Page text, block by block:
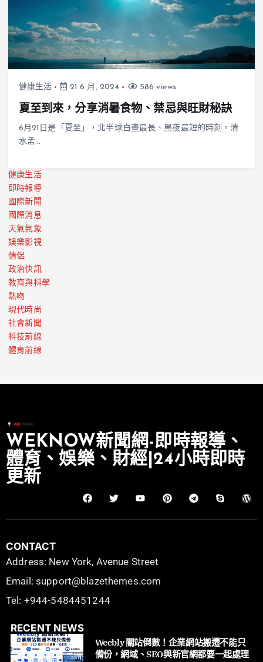
健康生活 21 6 月, 2024 586 views
夏至到來，分享消暑食物、禁忌與旺財秘訣
6月21日是「夏至」，北半球白晝最長、黑夜最短的時刻。清
水孟…
健康生活
即時報導
國際新聞
國際消息
天氣氣象
娛樂影視
情侶
政治快訊
教育與科學
熱吻
現代時尚
社會新聞
科技前線
體育前線
WEKNOW新聞網-即時報導、
體育、娛樂、財經|24小時即時
更新
CONTACT
Address: New York, Avenue Street
Email: support@blazethemes.com
Tel: +944-5484451244
RECENT NEWS
Weebly 關站倒數！企業網站搬遷不能只
備份，網域、SEO與新官網都要一起處理